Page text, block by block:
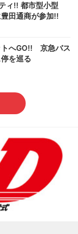
ィ!! 都市型小型
田通商が参加!!
トへGO!! 京急バス
を巡る